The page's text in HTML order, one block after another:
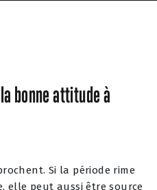
bonne attitude à
Si la période rime
elle peut aussi être source